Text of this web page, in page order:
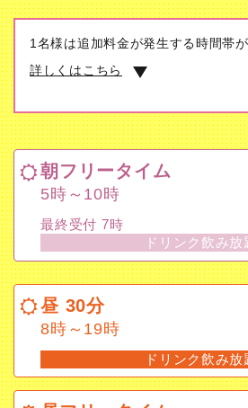
1名様は追加料金が発生する時間帯が
詳しくはこちら
朝フリータイム
5時～10時
最終受付 7時
昼 30分
8時～19時
昼フリータイム
10時～19時
朝フリータイム
5時～10時
最終受付 7時
ドリンク飲み放
昼 30分
8時～19時
ドリンク飲み放